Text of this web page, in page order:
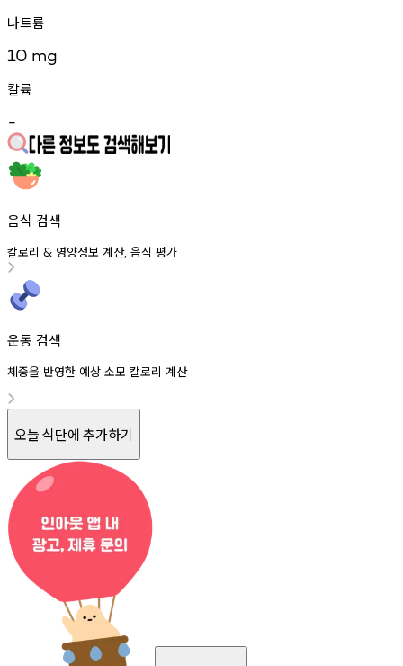
나트륨
10 mg
칼륨
-
음식 검색
칼로리 & 영양정보 계산, 음식 평가
운동 검색
체중을 반영한 예상 소모 칼로리 계산
오늘 식단에 추가하기